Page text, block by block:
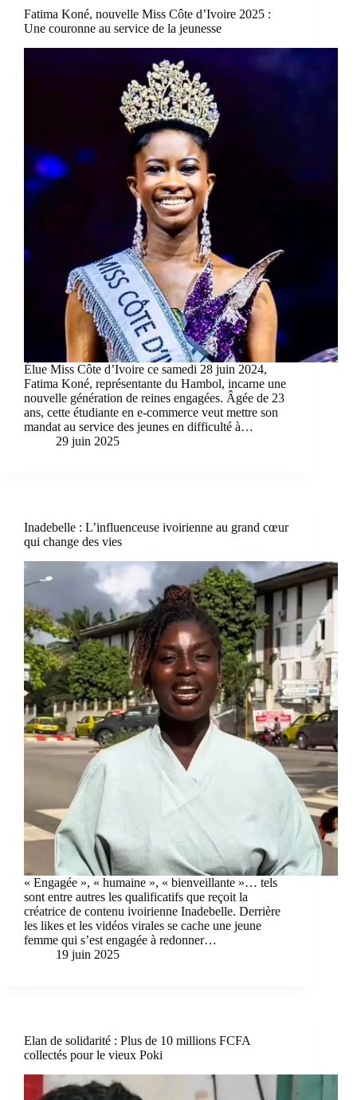
Fatima Koné, nouvelle Miss Côte d’Ivoire 2025 :
Une couronne au service de la jeunesse
Élue Miss Côte d’Ivoire ce samedi 28 juin 2024,
Fatima Koné, représentante du Hambol, incarne une
nouvelle génération de reines engagées. Âgée de 23
ans, cette étudiante en e-commerce veut mettre son
mandat au service des jeunes en difficulté à…
29 juin 2025
Inadebelle : L’influenceuse ivoirienne au grand cœur
qui change des vies
« Engagée », « humaine », « bienveillante »… tels
sont entre autres les qualificatifs que reçoit la
créatrice de contenu ivoirienne Inadebelle. Derrière
les likes et les vidéos virales se cache une jeune
femme qui s’est engagée à redonner…
19 juin 2025
Elan de solidarité : Plus de 10 millions FCFA
collectés pour le vieux Poki